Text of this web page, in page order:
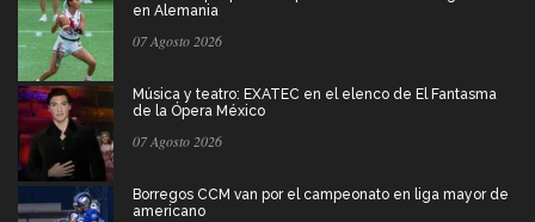
en Alemania
07 Agosto 2026
Música y teatro: EXATEC en el elenco de El Fantasma
de la Ópera México
07 Agosto 2026
Borregos CCM van por el campeonato en liga mayor de
americano